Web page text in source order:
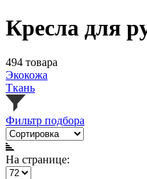
Кресла для
494 товара
Экокожа
Ткань
Фильтр подбора
На странице: